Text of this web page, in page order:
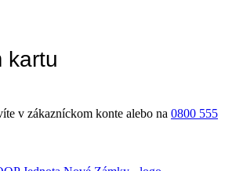
kartu
v zákazníckom konte alebo na 0800 555